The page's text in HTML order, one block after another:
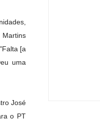
[a
uma
José
o PT